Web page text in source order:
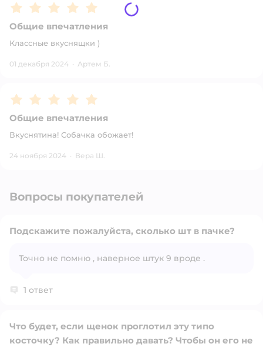
Рейтинг:5
Общие впечатления
Классные вкуснящки )
01 декабря 2024 · Артем Б.
Рейтинг:5
Общие впечатления
Вкуснятина! Собачка обожает!
24 ноября 2024 · Вера Ш.
Вопросы покупателей
Открыть вопрос
Подскажите пожалуйста, сколько шт в пачке?
Точно не помню , наверное штук 9 вроде .
1 ответ
Что будет, если щенок проглотил эту типо
косточку? Как правильно давать? Чтобы он его не